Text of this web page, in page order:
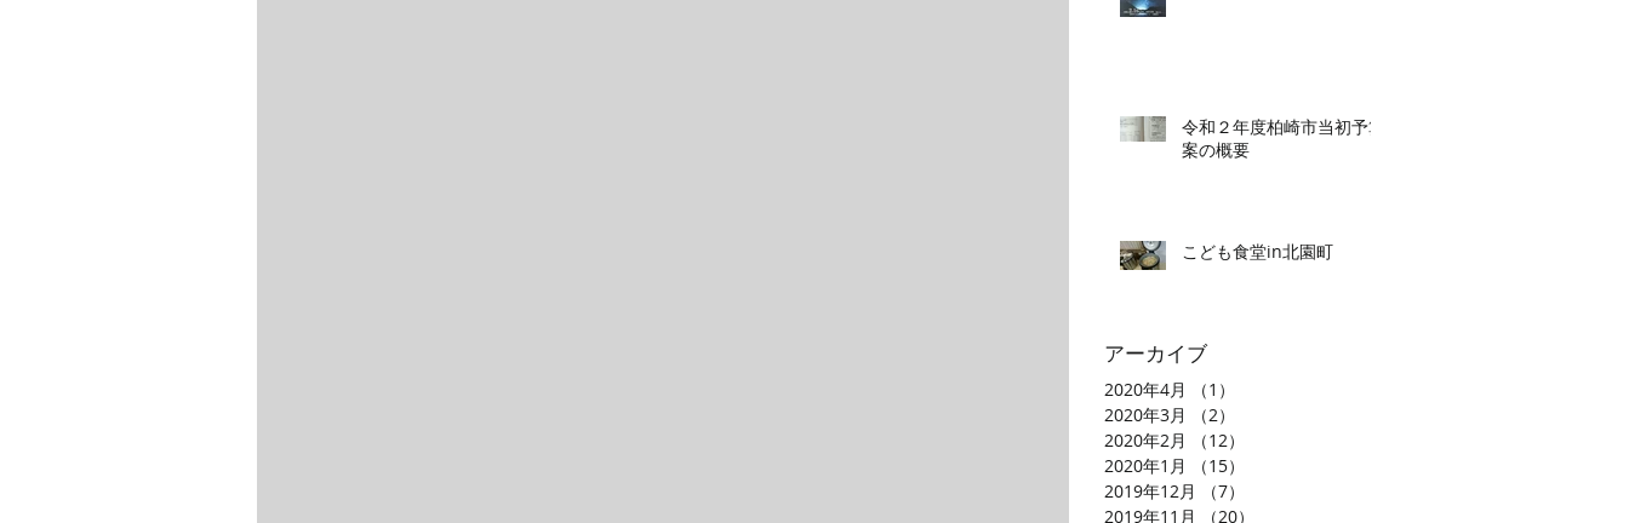
令和２年度柏崎市当初予算
案の概要
こども食堂in北園町
アーカイブ
2020年4月 （1）
2020年3月
（2）
2020年2月
（12）
2020年1月
（15）
2019年12月
（7）
2019年11月
（20）